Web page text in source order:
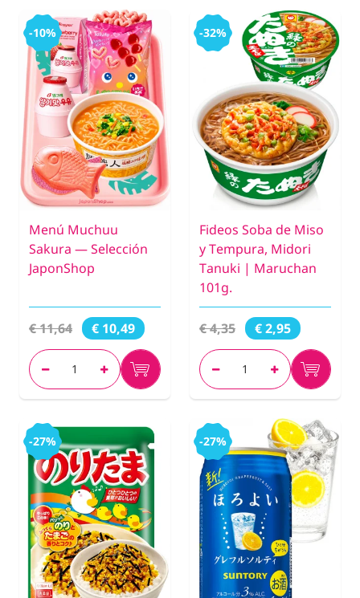
-10%
Menú Muchuu
Sakura — Selección
JaponShop
€ 11,64 € 10,49
-32%
Fideos Soba de Miso
y Tempura, Midori
Tanuki | Maruchan
101g.
€ 4,35 € 2,95
-27% -27%